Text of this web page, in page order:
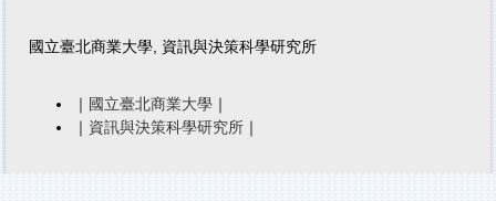
國立臺北商業大學, 資訊與決策科學研究所
｜ 國立臺北商業大學 ｜
｜ 資訊與決策科學研究所 ｜